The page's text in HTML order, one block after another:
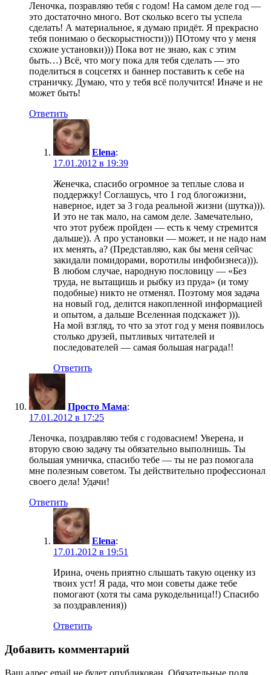
Леночка, позравляю тебя с годом! На самом деле год —
это достаточно много. Вот сколько всего ты успела
сделать! А материальное, я думаю придёт. Я прекрасно
тебя понимаю о бескорыстности))) ПОтому что у меня
схожие установки))) Пока вот не знаю, как с этим
быть…) Всё, что могу пока для тебя сделать — это
поделиться в соцсетях и баннер поставить к себе на
страничку. Думаю, что у тебя всё получится! Иначе и не
может быть!
Ответить
Elena:
17.01.2012 в 19:39
Женечка, спасибо огромное за теплые слова и
поддержку! Соглашусь, что 1 год блогожизни,
наверное, идет за 3 года реальной жизни (шутка))).
И это не так мало, на самом деле. Замечательно,
что этот рубеж пройден — есть к чему стремится
дальше)). А про установки — может, и не надо нам
их менять, а? (Представляю, как бы меня сейчас
закидали помидорами, воротилы инфобизнеса))).
В любом случае, народную пословицу — «Без
труда, не вытащишь и рыбку из пруда» (и тому
подобные) никто не отменял. Поэтому моя задача
на новый год, делится накопленной информацией
и опытом, а дальше Вселенная подскажет ))).
На мой взгляд, то что за этот год у меня появилось
столько друзей, пытливых читателей и
последователей — самая большая награда!!
Ответить
Просто Мама:
17.01.2012 в 17:25
Леночка, поздравляю тебя с годовасием! Уверена, и
вторую свою задачу ты обязательно выполнишь. Ты
большая умничка, спасибо тебе — ты не раз помогала
мне полезным советом. Ты действительно профессионал
своего дела! Удачи!
Ответить
Elena:
17.01.2012 в 19:51
Ирина, очень приятно слышать такую оценку из
твоих уст! Я рада, что мои советы даже тебе
помогают (хотя ты сама рукодельница!!) Спасибо
за поздравления))
Ответить
Добавить комментарий
Ваш адрес email не будет опубликован. Обязательные поля